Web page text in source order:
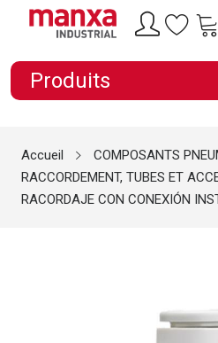
Produits
Accueil
COMPOSANTS
RACCORDEMENT, TUBES ET
RACORDAJE CON CONEXIÓN